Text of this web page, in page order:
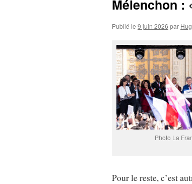
Mélenchon :
Publié le 9 juin 2026 par
Photo La
Pour le reste, c’est